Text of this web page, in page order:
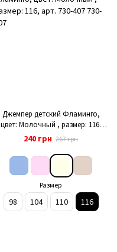
Джемпер детский Фламинго,
цвет: Молочный , размер: 116,
арт. 730-407
240 грн 267 грн
Размер
98 104 110 116